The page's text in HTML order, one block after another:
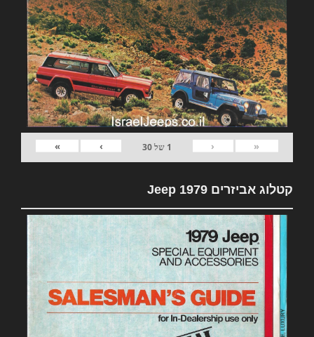
«
‹
1 של30
›
»
קטלוג אביזרים 1979 Jeep